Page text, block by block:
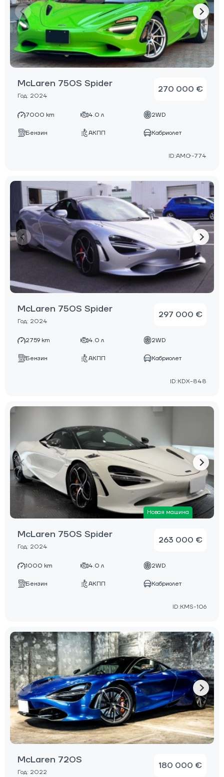
McLaren 750S Spider
Год: 2024
270 000 €
7000 km 4.0 л 2WD
Бензин АКПП Кабриолет
ID:AMG-774
McLaren 750S Spider
Год: 2024
297 000 €
2759 km 4.0 л 2WD
Бензин АКПП Кабриолет
ID:KDX-848
Новая машина
McLaren 750S Spider
Год: 2024
263 000 €
1000 km 4.0 л 2WD
Бензин АКПП Кабриолет
ID:KMS-106
McLaren 720S
Год: 2022
180 000 €